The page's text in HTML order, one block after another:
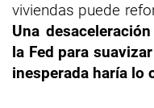
viviendas puede
Una
la Fed para
inesperada haría lo